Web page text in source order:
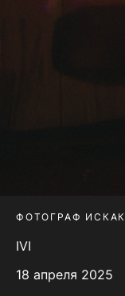
ФОТОГРАФ
IVI
18 апреля 2025